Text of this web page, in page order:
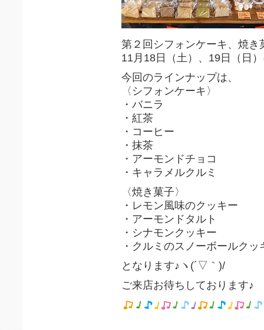
第２回シフォンケーキ、焼き
11月18日（土）、19日（日
今回のラインナップは、
〈シフォンケーキ〉
・バニラ
・紅茶
・コーヒー
・抹茶
・アーモンドチョコ
・キャラメルクルミ
〈焼き菓子〉
・レモン風味のクッキー
・アーモンドタルト
・シナモンクッキー
・クルミのスノーボールクッ
となります♪ヽ(´▽｀)/
ご来店お待ちしております♪